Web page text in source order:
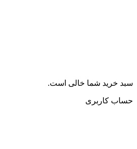
سبد خرید شما خالی است.
حساب کاربری